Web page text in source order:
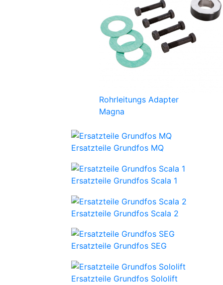
Rohrleitungs Adapter
Magna
Ersatzteile Grundfos MQ
Ersatzteile Grundfos Scala 1
Ersatzteile Grundfos Scala 2
Ersatzteile Grundfos SEG
Ersatzteile Grundfos Sololift